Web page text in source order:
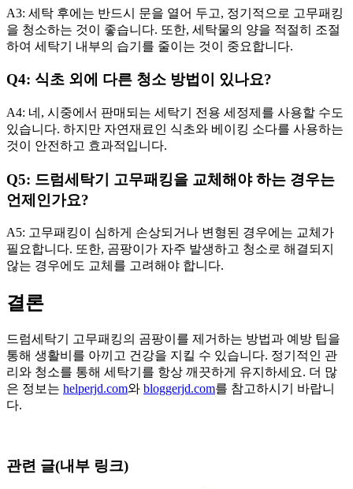
A3: 세탁 후에는 반드시 문을 열어 두고, 정기적으로 고무패킹
을 청소하는 것이 좋습니다. 또한, 세탁물의 양을 적절히 조절
하여 세탁기 내부의 습기를 줄이는 것이 중요합니다.
Q4: 식초 외에 다른 청소 방법이 있나요?
A4: 네, 시중에서 판매되는 세탁기 전용 세정제를 사용할 수도
있습니다. 하지만 자연재료인 식초와 베이킹 소다를 사용하는
것이 안전하고 효과적입니다.
Q5: 드럼세탁기 고무패킹을 교체해야 하는 경우는
언제인가요?
A5: 고무패킹이 심하게 손상되거나 변형된 경우에는 교체가
필요합니다. 또한, 곰팡이가 자주 발생하고 청소로 해결되지
않는 경우에도 교체를 고려해야 합니다.
결론
드럼세탁기 고무패킹의 곰팡이를 제거하는 방법과 예방 팁을
통해 생활비를 아끼고 건강을 지킬 수 있습니다. 정기적인 관
리와 청소를 통해 세탁기를 항상 깨끗하게 유지하세요. 더 많
은 정보는 helperjd.com와 bloggerjd.com를 참고하시기 바랍니
다.
관련 글(내부 링크)